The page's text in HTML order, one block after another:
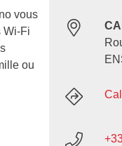
vous
Wi-Fi
ou